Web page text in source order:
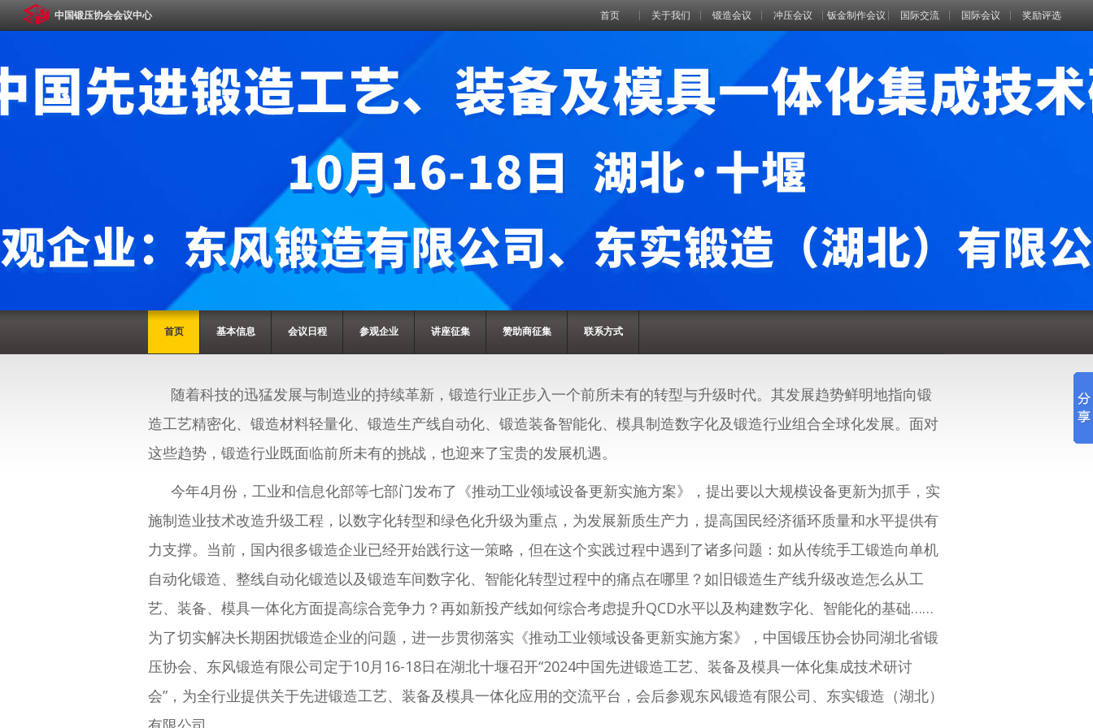
中国锻压协会会议中心 奖励评选
国际会议
国际交流
钣金制作会议
冲压会议
锻造会议
关于我们
首页
首页 基本信息 会议日程 参观企业 讲座征集 赞助商征集 联系方式
随着科技的迅猛发展与制造业的持续革新，锻造行业正步入一个前所未有的转型与升级时代。其发展趋势鲜明地指向锻
造工艺精密化、锻造材料轻量化、锻造生产线自动化、锻造装备智能化、模具制造数字化及锻造行业组合全球化发展。面对
这些趋势，锻造行业既面临前所未有的挑战，也迎来了宝贵的发展机遇。
今年4月份，工业和信息化部等七部门发布了《推动工业领域设备更新实施方案》，提出要以大规模设备更新为抓手，实
施制造业技术改造升级工程，以数字化转型和绿色化升级为重点，为发展新质生产力，提高国民经济循环质量和水平提供有
力支撑。当前，国内很多锻造企业已经开始践行这一策略，但在这个实践过程中遇到了诸多问题：如从传统手工锻造向单机
自动化锻造、整线自动化锻造以及锻造车间数字化、智能化转型过程中的痛点在哪里？如旧锻造生产线升级改造怎么从工
艺、装备、模具一体化方面提高综合竞争力？再如新投产线如何综合考虑提升QCD水平以及构建数字化、智能化的基础……
为了切实解决长期困扰锻造企业的问题，进一步贯彻落实《推动工业领域设备更新实施方案》，中国锻压协会协同湖北省锻
压协会、东风锻造有限公司定于10月16-18日在湖北十堰召开“2024中国先进锻造工艺、装备及模具一体化集成技术研讨
会”，为全行业提供关于先进锻造工艺、装备及模具一体化应用的交流平台，会后参观东风锻造有限公司、东实锻造（湖北）